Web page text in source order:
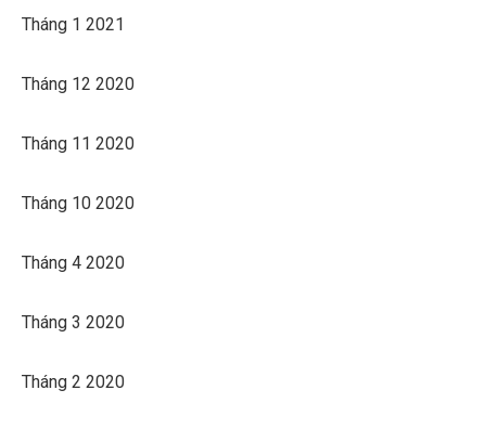
Tháng 1 2021
Tháng 12 2020
Tháng 11 2020
Tháng 10 2020
Tháng 4 2020
Tháng 3 2020
Tháng 2 2020